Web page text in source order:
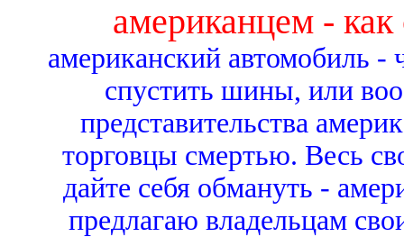
американцем -
американский автомобиль -
спустить шины, или
представительства
торговцы смертью. Весь
дайте себя обмануть -
предлагаю владельцам